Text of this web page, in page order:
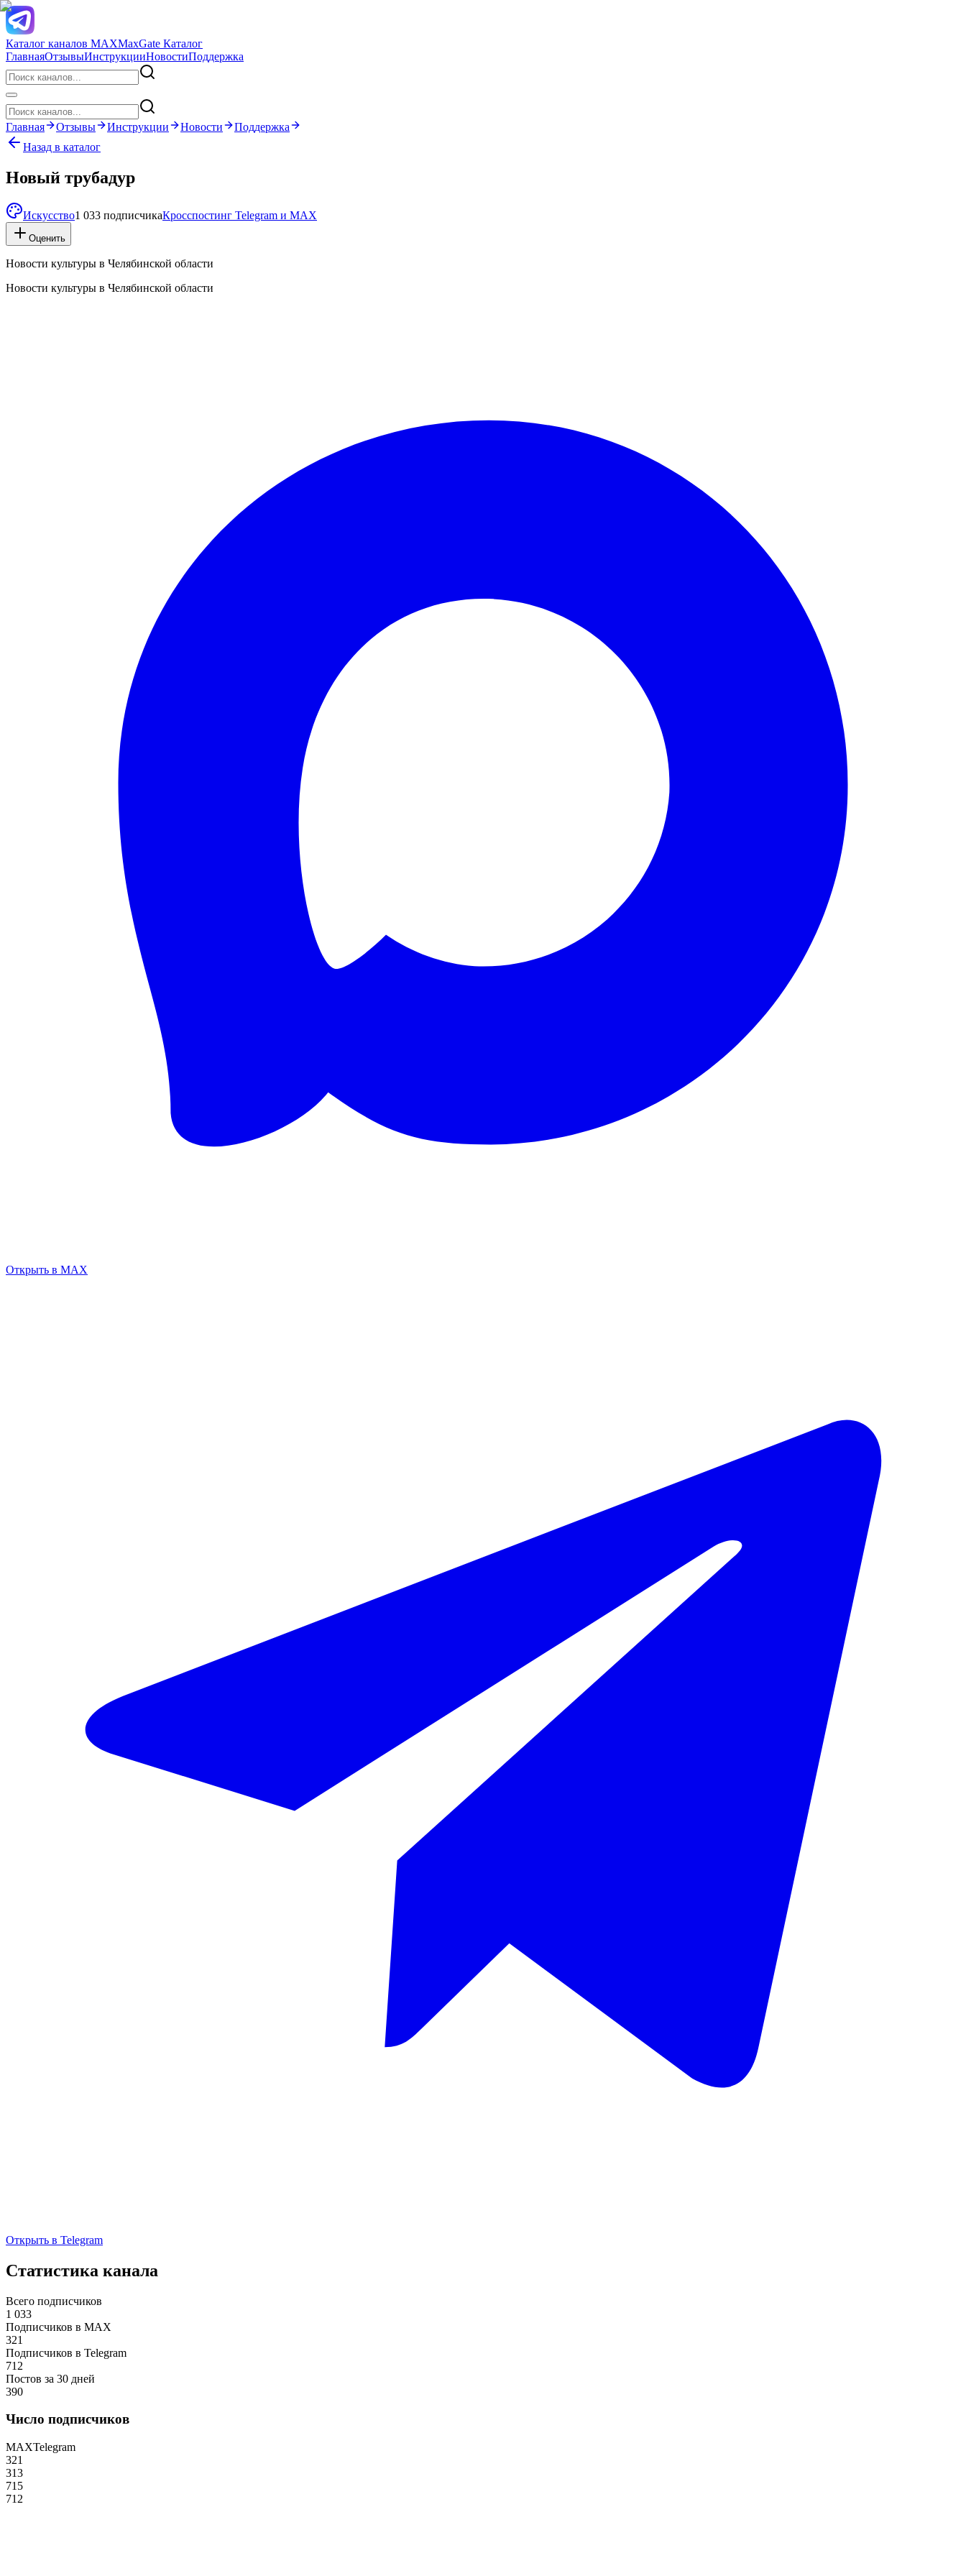
Каталог каналов MAXMaxGate Каталог
ГлавнаяОтзывыИнструкцииНовостиПоддержка
Главная Отзывы Инструкции Новости
Поддержка
Назад в каталог
Новый трубадур
Искусство1 033 подписчикаКросспостинг Telegram и MAX
Оценить
Новости культуры в Челябинской области
Новости культуры в Челябинской области
Открыть в MAX
Открыть в Telegram
Статистика канала
Всего подписчиков
1 033
Подписчиков в MAX
321
Подписчиков в Telegram
712
Постов за 30 дней
390
Число подписчиков
MAXTelegram
321
313
715
712